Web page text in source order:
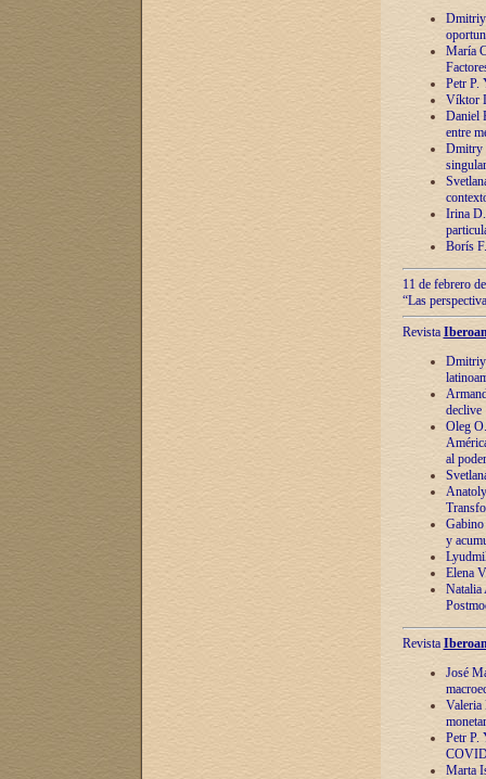
Dmitriy
María
Petr P.
Víktor
Daniel
entre
Dmitry
Irina
Borís
11 de febrero
“Las
Revista
Dmitriy
declive
Oleg
al poder
y
Elena
Natalia
Revista
José
Valeria
Petr P.
Marta